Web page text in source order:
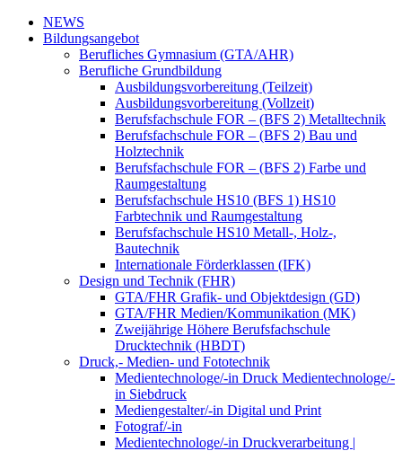
NEWS
Bildungsangebot
Berufliches Gymnasium (GTA/AHR)
Berufliche Grundbildung
Ausbildungsvorbereitung (Teilzeit)
Ausbildungsvorbereitung (Vollzeit)
Berufsfachschule FOR – (BFS 2) Metalltechnik
Berufsfachschule FOR – (BFS 2) Bau und
Holztechnik
Berufsfachschule FOR – (BFS 2) Farbe und
Raumgestaltung
Berufsfachschule HS10 (BFS 1) HS10
Farbtechnik und Raumgestaltung
Berufsfachschule HS10 Metall-, Holz-,
Bautechnik
Internationale Förderklassen (IFK)
Design und Technik (FHR)
GTA/FHR Grafik- und Objektdesign (GD)
GTA/FHR Medien/Kommunikation (MK)
Zweijährige Höhere Berufsfachschule
Drucktechnik (HBDT)
Druck,- Medien- und Fototechnik
Medientechnologe/-in Druck Medientechnologe/-
in Siebdruck
Mediengestalter/-in Digital und Print
Fotograf/-in
Medientechnologe/-in Druckverarbeitung |